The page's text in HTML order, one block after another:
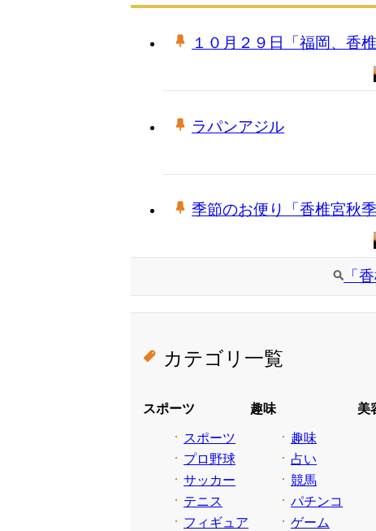
１０月２９日「福岡、香
ラパンアジル
季節のお便り「香椎宮秋季
「
カテゴリ一覧
スポーツ
スポーツ
プロ野球
サッカー
テニス
フィギュア
趣味
趣味
占い
競馬
パチンコ
ゲーム
美